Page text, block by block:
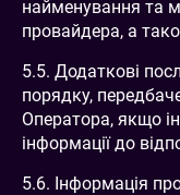
найменування та
провайдера, а
5.5. Додаткові
порядку,
Оператора, якщо
інформації до
5.6. Інформація